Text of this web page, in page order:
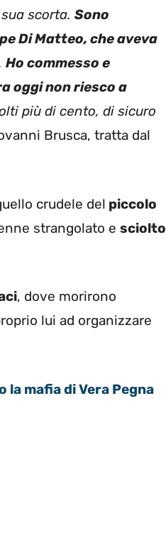
scorta. Sono
Di Matteo, che aveva
Ho commesso e
oggi non riesco a
più di cento, di sicuro
Brusca, tratta dal
crudele del piccolo
strangolato e sciolto
, dove morirono
lui ad organizzare
la mafia di Vera Pegna